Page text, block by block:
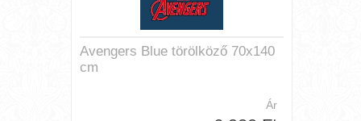
Avengers Blue törölköző 70x140
cm
Ár